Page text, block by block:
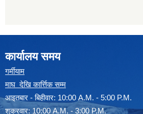
कार्यालय समय
गर्मीयाम
माघ देखि कार्त्तिक सम्म
आइतबार - बिहीवार: 10:00 A.M. - 5:00 P.M.
शुक्रवार: 10:00 A.M. - 3:00 P.M.